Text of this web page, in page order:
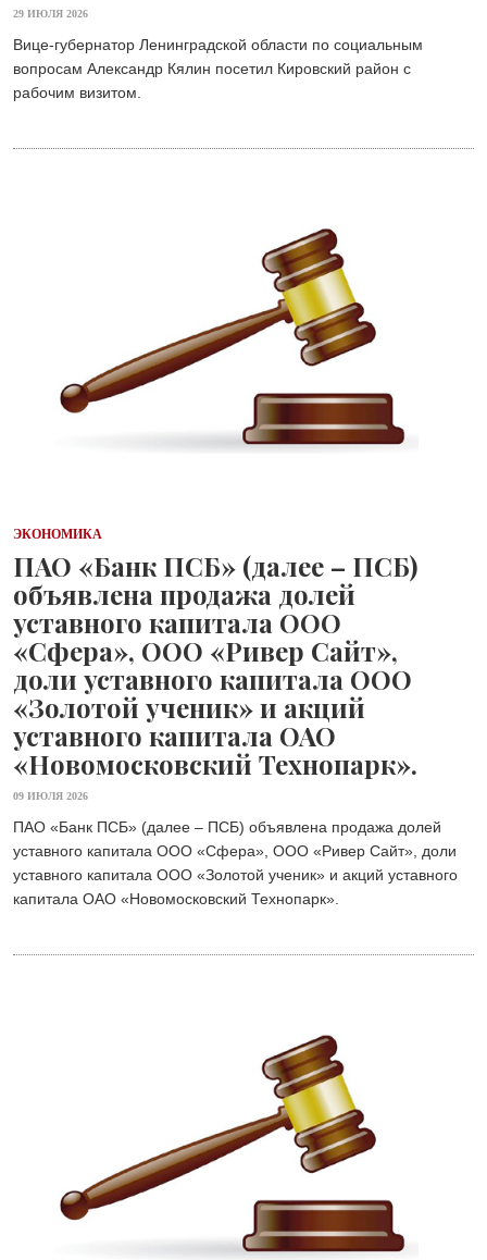
29 ИЮЛЯ 2026
Вице-губернатор Ленинградской области по социальным
вопросам Александр Кялин посетил Кировский район с
рабочим визитом.
ЭКОНОМИКА
ПАО «Банк ПСБ» (далее – ПСБ)
объявлена продажа долей
уставного капитала ООО
«Сфера», ООО «Ривер Сайт»,
доли уставного капитала ООО
«Золотой ученик» и акций
уставного капитала ОАО
«Новомосковский Технопарк».
09 ИЮЛЯ 2026
ПАО «Банк ПСБ» (далее – ПСБ) объявлена продажа долей
уставного капитала ООО «Сфера», ООО «Ривер Сайт», доли
уставного капитала ООО «Золотой ученик» и акций уставного
капитала ОАО «Новомосковский Технопарк».